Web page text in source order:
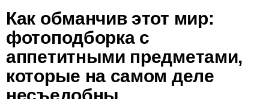
Как обманчив этот мир:
фотоподборка с
аппетитными предметами,
которые на самом деле
несъедобны